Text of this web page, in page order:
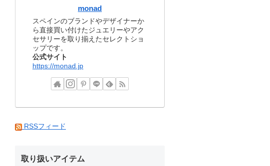
monad
スペインのブランドやデザイナーか
ら直接買い付けたジュエリーやアク
セサリーを取り揃えたセレクトショ
ップです。
公式サイト
https://monad.jp
RSSフィード
取り扱いアイテム